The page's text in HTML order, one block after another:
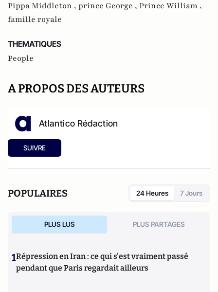
Pippa Middleton , prince George , Prince William ,
famille royale
THEMATIQUES
People
A PROPOS DES AUTEURS
Atlantico Rédaction
SUIVRE
POPULAIRES 24 Heures 7 Jours
PLUS LUS PLUS PARTAGES
1Répression en Iran : ce qui s'est vraiment passé
pendant que Paris regardait ailleurs